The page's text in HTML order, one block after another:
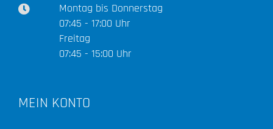
Montag bis Donnerstag
07:45 - 17:00 Uhr
Freitag
07:45 - 15:00 Uhr
MEIN KONTO